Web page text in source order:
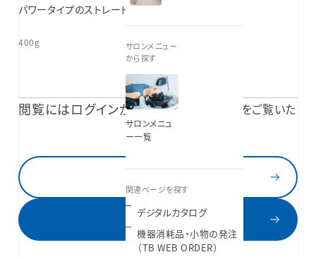
サロンメニュー
から探す
サロンメニュ
ー一覧
関連ページを探す
デジタルカタログ
機器消耗品・小物の発注
（TB WEB ORDER）
パワータイプのストレート
400g
閲覧にはログインが必要です。
TAKARA BELMONT 共通IDのご登録で続きをご覧いた
だけます。
新規登録